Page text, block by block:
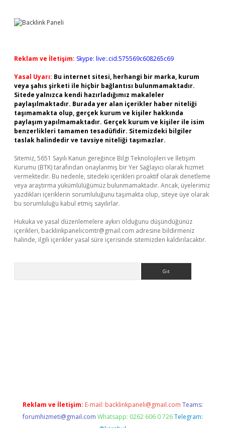
Reklam ve İletişim: Skype: live:.cid.575569c608265c69
Yasal Uyarı: Bu internet sitesi, herhangi bir marka, kurum
veya şahıs şirketi ile hiçbir bağlantısı bulunmamaktadır.
Sitede yalnızca kendi hazırladığımız makaleler
paylaşılmaktadır. Burada yer alan içerikler haber niteliği
taşımamakta olup, gerçek kurum ve kişiler hakkında
paylaşım yapılmamaktadır. Gerçek kurum ve kişiler ile isim
benzerlikleri tamamen tesadüfidir. Sitemizdeki bilgiler
taslak halindedir ve tavsiye niteliği taşımazlar.
Sitemiz, 5651 Sayılı Kanun gereğince Bilgi Teknolojileri ve İletişim
Kurumu (BTK) tarafından onaylanmış bir Yer Sağlayıcı olarak hizmet
vermektedir. Bu nedenle, sitedeki içerikleri proaktif olarak denetleme
veya araştırma yükümlülüğümüz bulunmamaktadır. Ancak, üyelerimiz
yazdıkları içeriklerin sorumluluğunu taşımakta olup, siteye üye olarak
bu sorumluluğu kabul etmiş sayılırlar.
Hukuka ve yasal düzenlemelere aykırı olduğunu düşündüğünüz
içerikleri, backlinkpanelicomtr@gmail.com adresine bildirmeniz
halinde, ilgili içerikler yasal süre içerisinde sitemizden kaldırılacaktır.
Reklam ve İletişim: E-mail: backlinkpaneli@gmail.com Teams:
forumhizmeti@gmail.com Whatsapp: 0262 606 0 726 Telegram: